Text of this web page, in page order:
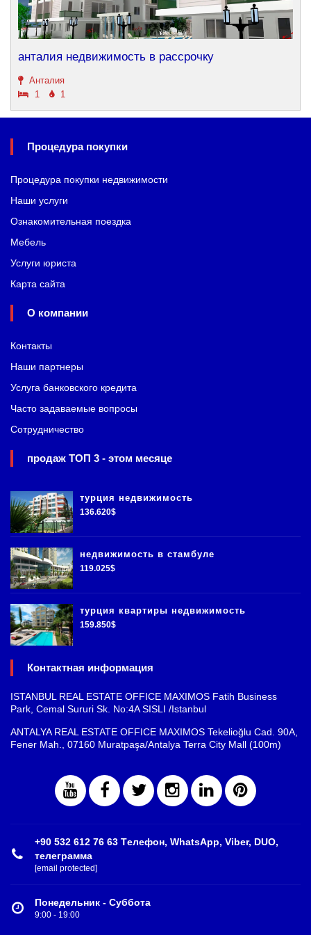
анталия недвижимость в рассрочку
Анталия
1
1
Процедура покупки
Процедура покупки недвижимости
Наши услуги
Ознакомительная поездка
Мебель
Услуги юриста
Карта сайта
О компании
Контакты
Наши партнеры
Услуга банковского кредита
Часто задаваемые вопросы
Сотрудничество
продаж ТОП 3 - этом месяце
турция недвижимость
136.620$
недвижимость в стамбуле
119.025$
турция квартиры недвижимость
159.850$
Контактная информация
ISTANBUL REAL ESTATE OFFICE MAXIMOS Fatih Business
Park, Cemal Sururi Sk. No:4A SISLI /Istanbul
ANTALYA REAL ESTATE OFFICE MAXIMOS Tekelioğlu Cad. 90A,
Fener Mah., 07160 Muratpaşa/Antalya Terra City Mall (100m)
+90 532 612 76 63 Tелефон, WhatsApp, Viber, DUO,
телеграмма
[email protected]
Понедельник - Суббота
9:00 - 19:00